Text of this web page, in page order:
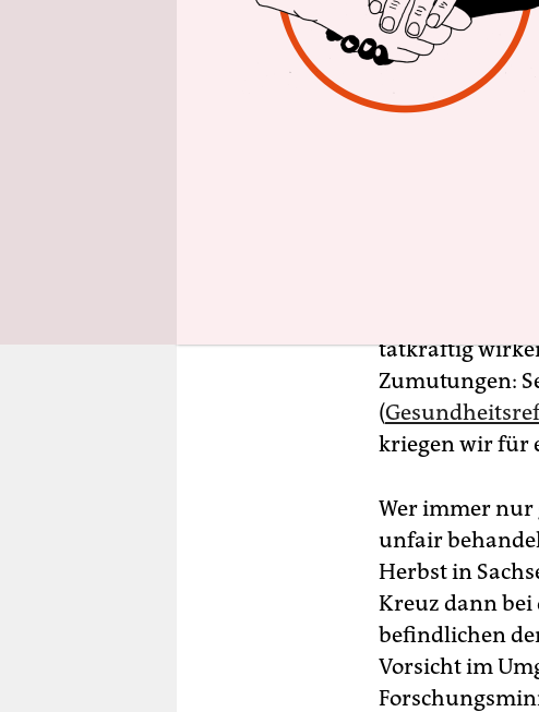
D er
und
Timeline oder
Mehrheiten.
tatkräftig
Zumutungen:
(
kriegen wir für
Wer immer nur
unfair
Herbst in
Kreuz dann bei
befindlichen
Vorsicht im